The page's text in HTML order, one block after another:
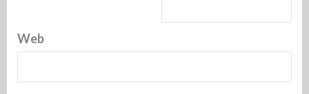
Web